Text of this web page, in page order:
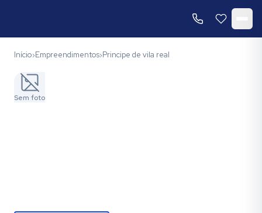
Início›Empreendimentos›Principe de vila real
Sem foto